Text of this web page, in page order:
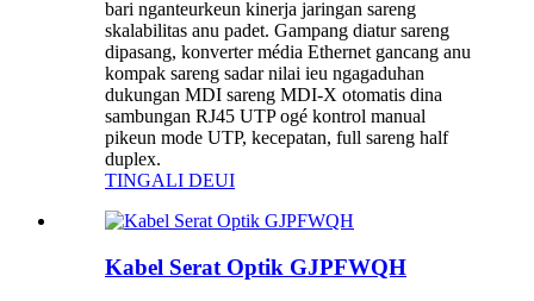
bari nganteurkeun kinerja jaringan sareng
skalabilitas anu padet. Gampang diatur sareng
dipasang, konverter média Ethernet gancang anu
kompak sareng sadar nilai ieu ngagaduhan
dukungan MDI sareng MDI-X otomatis dina
sambungan RJ45 UTP ogé kontrol manual
pikeun mode UTP, kecepatan, full sareng half
duplex.
TINGALI DEUI
Kabel Serat Optik GJPFWQH